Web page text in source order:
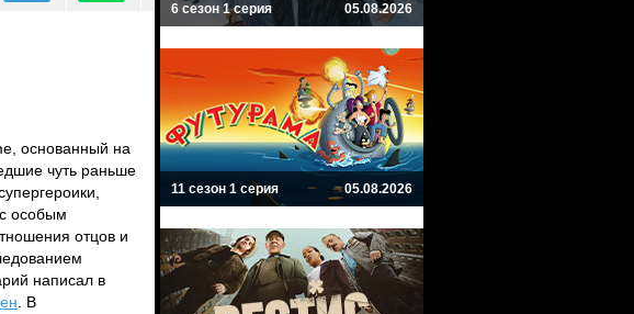
основанный на
чуть раньше
особым
отцов и
написал в
. В
6 сезон 1 серия 05.08.2026
11 сезон 1 серия 05.08.2026